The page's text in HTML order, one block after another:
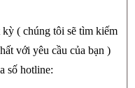
( chúng tôi sẽ tìm kiếm
với yêu cầu của bạn )
số hotline: